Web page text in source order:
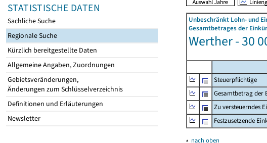
STATISTISCHE DATEN
Sachliche Suche
Regionale Suche
Kürzlich bereitgestellte Daten
Allgemeine Angaben, Zuordnungen
Gebietsveränderungen,
Änderungen zum Schlüsselverzeichnis
Definitionen und Erläuterungen
Newsletter
Unbeschränkt Lohn- und
Gesamtbetrages der
Werther - 30
Steuerpflichtige
Gesamtbetrag der
Zu versteuerndes
Festzusetzende
▴ nach oben